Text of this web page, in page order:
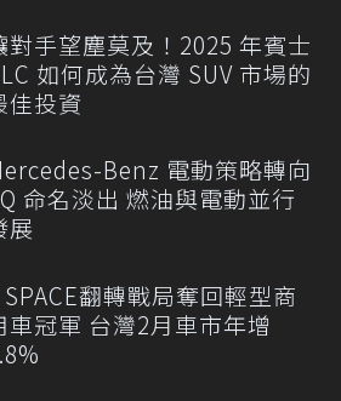
對手望塵莫及！2025 年賓士
如何成為台灣 SUV 市場的
佳投資
Benz 電動策略轉向
命名淡出 燃油與電動並行
展
翻轉戰局奪回輕型商
車冠軍 台灣2月車市年增